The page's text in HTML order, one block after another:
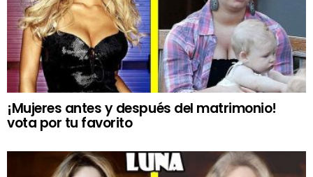
¡Mujeres antes y después del matrimonio!
vota por tu favorito